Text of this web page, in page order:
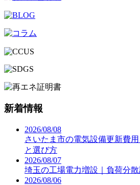
新着情報
2026/08/08
さいたま市の電気設備更新費
と選び方
2026/08/07
埼玉の工場電力増設｜負荷分
2026/08/06